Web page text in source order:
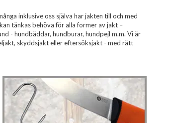
inklusive oss själva har jakten till och med
tänkas behöva för alla former av jakt –
- hundbäddar, hundburar, hundpejl m.m. Vi är
skyddsjakt eller eftersöksjakt - med rätt